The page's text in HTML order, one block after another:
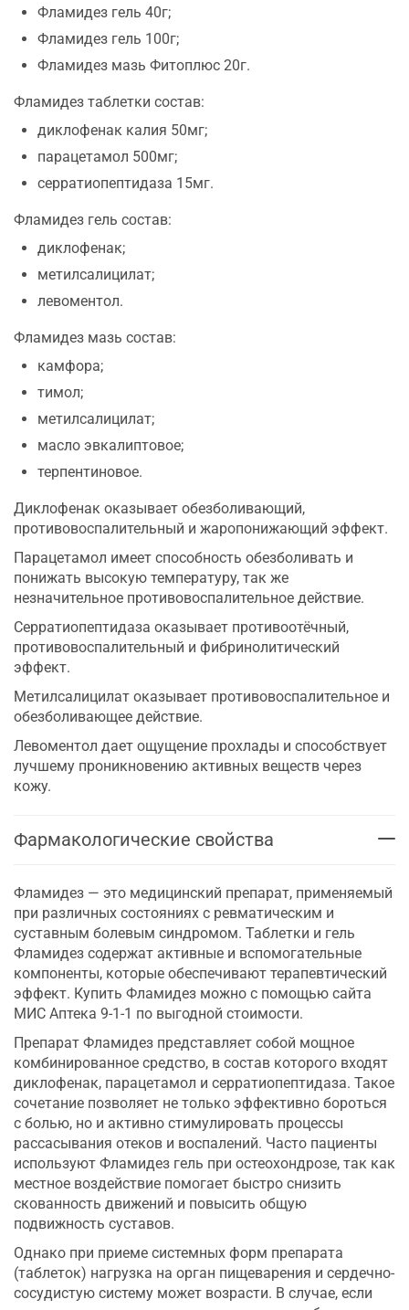
Фламидез гель 40г;
Фламидез гель 100г;
Фламидез мазь Фитоплюс 20г.
Фламидез таблетки состав:
диклофенак калия 50мг;
парацетамοл 500мг;
серратиопептидаза 15мг.
Фламидез гель сοстав:
диклофенак;
метилсалицилат;
левоментол.
Фламидез мазь сοстав:
камфора;
тимол;
метилсалицилат;
масло эвкалиптовое;
терпентиновое.
Диклофенак оказывает обезболивающий,
противовоспалительный и жаропонижающий эффект.
Парацетамол имеет способность обезболивать и
понижать высокую температуру, так же
незначительное противовоспалительное действие.
Серратиопептидаза оказывает противоотёчный,
противовоспалительный и фибринолитический
эффект.
Метилсалицилат оказывает противовоспалительное и
обезболивающее действие.
Левоментол дает ощущение прохлады и способствует
лучшему проникновению активных веществ через
кожу.
Фармакологические свойства
Фламидез — это медицинский препарат, применяемый
при различных состояниях с ревматическим и
суставным болевым синдромом. Таблетки и гель
Фламидез содержат активные и вспомогательные
компоненты, которые обеспечивают терапевтический
эффект. Купить Фламидез можно с помощью сайта
МИС Аптека 9-1-1 по выгодной стоимости.
Препарат Фламидез представляет собой мощное
комбинированное средство, в состав которого входят
диклофенак, парацетамол и серратиопептидаза. Такое
сочетание позволяет не только эффективно бороться
с болью, но и активно стимулировать процессы
рассасывания отеков и воспалений. Часто пациенты
используют Фламидез гель при остеохондрозе, так как
местное воздействие помогает быстро снизить
скованность движений и повысить общую
подвижность суставов.
Однако при приеме системных форм препарата
(таблеток) нагрузка на орган пищеварения и сердечно-
сосудистую систему может возрасти. В случае, если